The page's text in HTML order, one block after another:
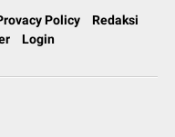
Policy
Redaksi
Login